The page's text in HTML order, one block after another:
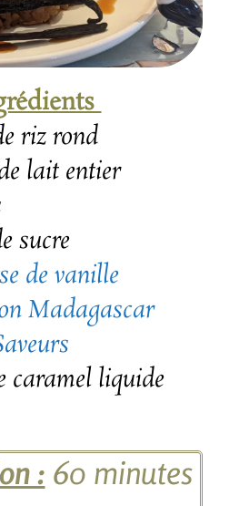
riz rond
lait entier
sucre
de vanille
Madagascar
caramel liquide
: 60 minutes